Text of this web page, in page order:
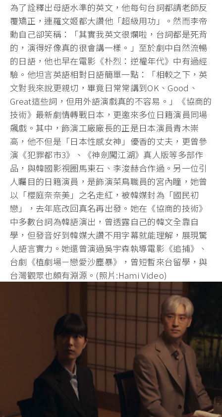
為了詮釋出母語水準的英文，他每句台詞都請老師反
覆矯正，連羅文姬都大讚他「超級用功」。然而李帝
勳自己卻笑稱：「其實我英文很爛啦，台詞都是死背
的，演得好像真的很會講一樣。」至於劇中自然流暢
的日語，他也早在電影《朴烈：逆權年代》中有過經
驗。他坦言英語相對日語簡單一點：「相較之下，英
文對我來說更親切，畢竟日常常講到OK、Good、
Great這些詞，但用外語演戲真的不容易。」《協商的
技術》最新劇情轉戰日本，更邀來多位日籍演員同場
飆戲。其中，飾演工廠廠長的正是日本演員青木崇
高，他不但是「日本性感女神」優香的丈夫，更曾參
演《犯罪都市3》、《神劍闖江湖》真人版等多部作
品，與韓國影視圈馬東石、李浚赫合作過。另一位引
人矚目的日籍演員，是飾演菜鳥職員的宮內瞳，她曾
以「櫻庭奈奈美」之名走紅，被韓媒封為「國民初
戀」，去年底改回真名再出發。她在《協商的技術》
中多數台詞為韓語演出，曾透露自己的韓文全靠自
學，但發音好到韓媒大讚不用字幕就能理解，展現驚
人語言實力。她還曾演過吳宇森執導電影《追捕》、
台劇《植劇場－戀愛沙塵暴》，曾短暫來台留學，與
台灣觀眾也頗有淵源。(照片:Hami Video)